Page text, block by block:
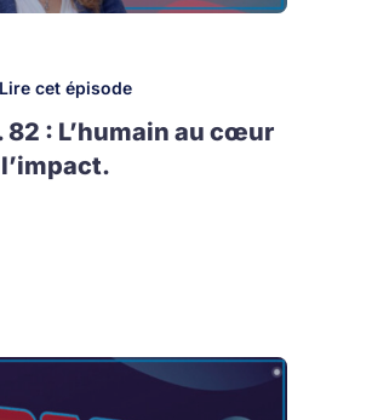
Lire cet épisode
82 : L’humain au cœur